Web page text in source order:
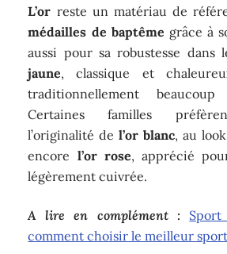
L’or reste un matériau de
médailles de baptême grâce à
aussi pour sa robustesse dans
jaune, classique et
traditionnellement
Certaines familles
l’originalité del’or blanc, au
encore l’or rose, apprécié
légèrement cuivrée.
A lire en complément :
comment choisir le meilleur